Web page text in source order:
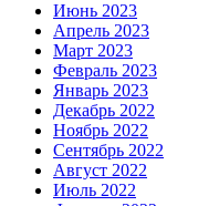
Июнь 2023
Апрель 2023
Март 2023
Февраль 2023
Январь 2023
Декабрь 2022
Ноябрь 2022
Сентябрь 2022
Август 2022
Июль 2022